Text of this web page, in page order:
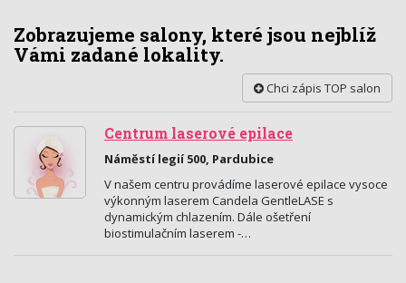
Zobrazujeme salony, které jsou nejblíž
Vámi zadané lokality.
Chci zápis TOP salon
Centrum laserové epilace
Náměstí legií 500, Pardubice
V našem centru provádíme laserové epilace vysoce
výkonným laserem Candela GentleLASE s
dynamickým chlazením. Dále ošetření
biostimulačním laserem -…